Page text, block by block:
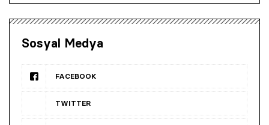
Sosyal Medya
FACEBOOK
TWITTER